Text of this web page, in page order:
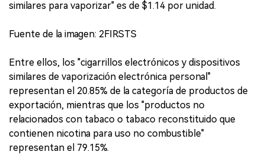
similares para vaporizar" es de $1.14 por unidad.
Fuente de la imagen: 2FIRSTS
Entre ellos, los "cigarrillos electrónicos y dispositivos
similares de vaporización electrónica personal"
representan el 20.85% de la categoría de productos de
exportación, mientras que los "productos no
relacionados con tabaco o tabaco reconstituido que
contienen nicotina para uso no combustible"
representan el 79.15%.